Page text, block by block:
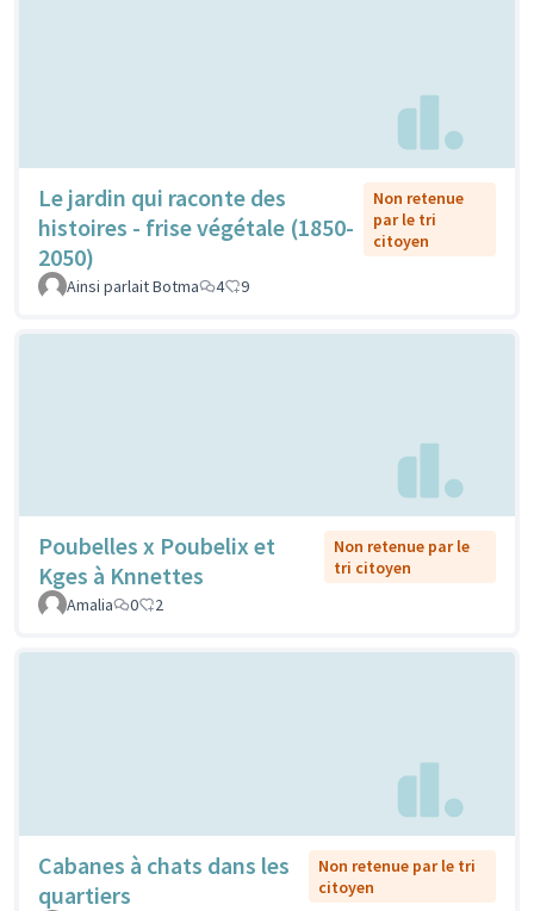
Le jardin qui raconte des
histoires - frise végétale (1850-
2050)
Non retenue
par le tri
citoyen
Ainsi parlait Botma 4 9
Poubelles x Poubelix et
Kges à Knnettes
Non retenue par le
tri citoyen
Amalia
0 2
Cabanes à chats dans les
quartiers
Non retenue par le tri
citoyen